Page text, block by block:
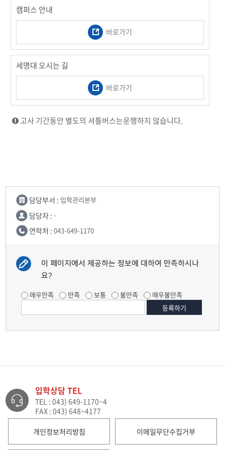
캠퍼스 안내
바로가기
세명대 오시는 길
바로가기
고사 기간동안 별도의 셔틀버스는운행하지 않습니다.
담당부서 : 입학관리본부
담당자 : -
연락처 : 043-649-1170
이 페이지에서 제공하는 정보에 대하여 만족하시나
요?
매우만족 만족 보통 불만족 매우불만족
입학상담 TEL
TEL : 043) 649-1170~4
FAX : 043) 648~4177
개인정보처리방침 이메일무단수집거부